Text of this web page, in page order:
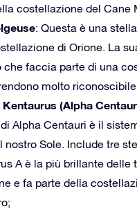
costellazione del Cane
: Questa è una
di Orione. La
che faccia parte di una
molto
Kentaurus (Alpha
Alpha Centauri è il
nostro Sole. Include tre
A è la più brillante delle
e fa parte della